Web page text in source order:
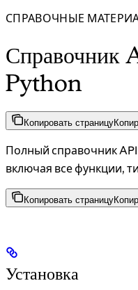
СПРАВОЧНЫЕ
Справочник
Python
Копировать страницу
Полный справочник
включая все функции,
Копировать страницу
Установка